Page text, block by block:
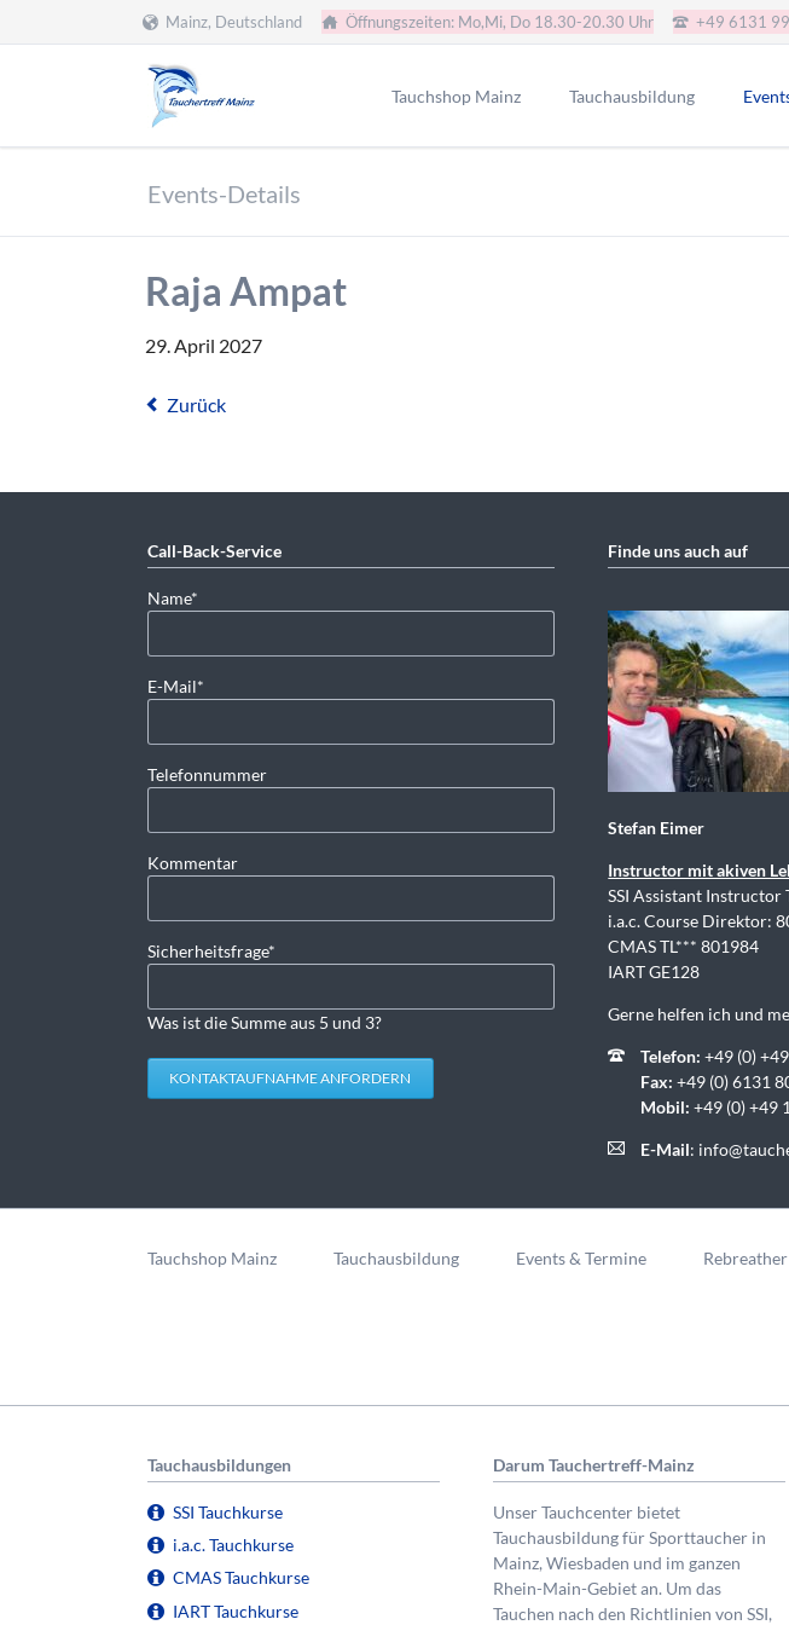
Mainz, Deutschland Öffnungszeiten: Mo,Mi, Do 18.30-20.30 Uhr +49 6131
Tauchshop Mainz
Servicewerkstatt
Tauchausbildung
SSI Tauchkurse
Events-Details
Raja Ampat
29. April 2027
Zurück
Call-Back-Service
Pflichtfeld
Name*
Pflichtfeld
E-Mail*
Telefonnummer
Kommentar
Pflichtfeld
Sicherheitsfrage*
Was ist die Summe aus 5 und 3?
KONTAKTAUFNAHME ANFORDERN
Finde uns auch auf
Stefan Eimer
Instructor mit akiven
SSI Assistant Instructor
i.a.c. Course Direktor:
CMAS TL*** 801984
IART GE128
Gerne helfen ich und
Telefon: +49 (0)
Fax: +49 (0) 6131
Mobil: +49 (0) +49
E-Mail:
Tauchshop Mainz Tauchausbildung Events & Termine Rebreather
Tauchausbildungen
SSI Tauchkurse
i.a.c. Tauchkurse
CMAS Tauchkurse
IART Tauchkurse
Darum Tauchertreff-Mainz
Unser Tauchcenter bietet
Tauchausbildung für Sporttaucher in
Mainz, Wiesbaden und im ganzen
Rhein-Main-Gebiet an. Um das
Tauchen nach den Richtlinien von SSI,